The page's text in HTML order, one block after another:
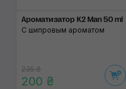
Ароматизатор K2 Man 50 ml
С шипровым ароматом
235 ₴
200 ₴